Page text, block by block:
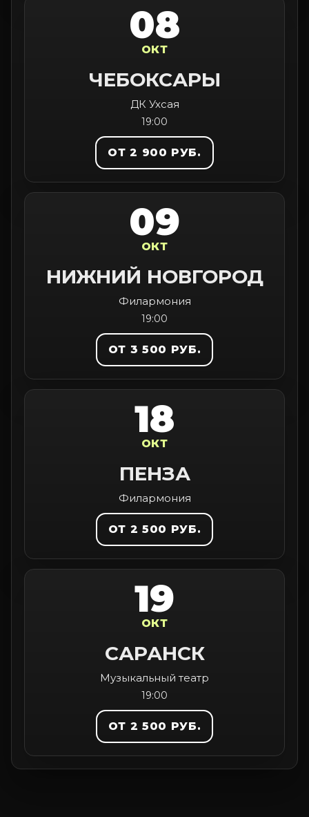
08
ОКТ
ЧЕБОКСАРЫ
ДК Ухсая
19:00
ОТ 2 900 РУБ.
09
ОКТ
НИЖНИЙ НОВГОРОД
Филармония
19:00
ОТ 3 500 РУБ.
18
ОКТ
ПЕНЗА
Филармония
ОТ 2 500 РУБ.
19
ОКТ
САРАНСК
Музыкальный театр
19:00
ОТ 2 500 РУБ.